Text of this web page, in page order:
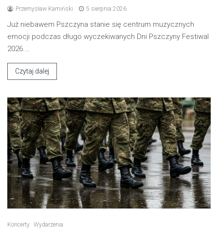
Przemysław Kamiński 5 sierpnia 2026
Już niebawem Pszczyna stanie się centrum muzycznych
emocji podczas długo wyczekiwanych Dni Pszczyny Festiwal
2026.…
Czytaj dalej
Koncerty Wydarzenia